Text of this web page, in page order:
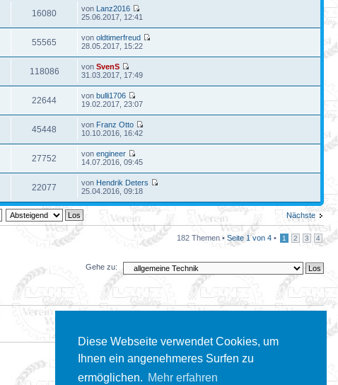
Diese Webseite verwendet Cookies, um
Ihnen ein angenehmeres Surfen zu
ermöglichen. Mehr erfahren
16080 von Lanz2016
25.06.2017, 12:41
55565 vonoldtimerfreud
28.05.2017, 15:22
118086 vonSvenS
31.03.2017, 17:49
22644 vonbulli1706
19.02.2017, 23:07
45448 von Franz Otto
10.10.2016, 16:42
27752 vonengineer
14.07.2016, 09:45
22077 von Hendrik Deters
25.04.2016, 09:18
Nächste
182 Themen • Seite 1von 4 • 1 2 3 4
Gehe zu: